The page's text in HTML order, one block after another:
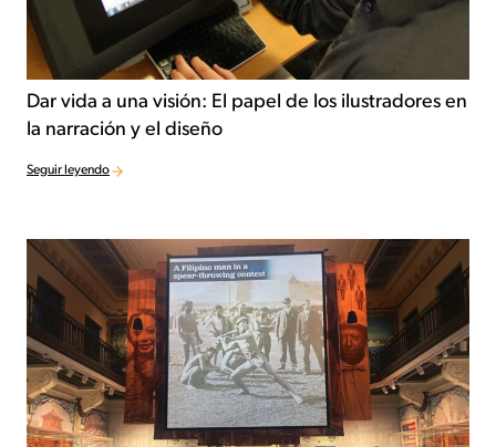
Dar vida a una visión: El papel de los ilustradores en
la narración y el diseño
Seguir leyendo